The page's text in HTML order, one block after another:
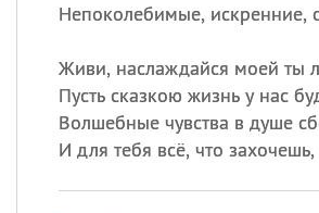
Непоколебимые, искренние,
Живи, наслаждайся моей ты
Пусть сказкою жизнь у нас
Волшебные чувства в душе
И для тебя всё, что захочешь,